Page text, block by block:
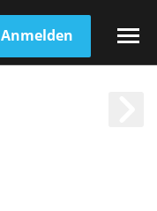
Anmelden